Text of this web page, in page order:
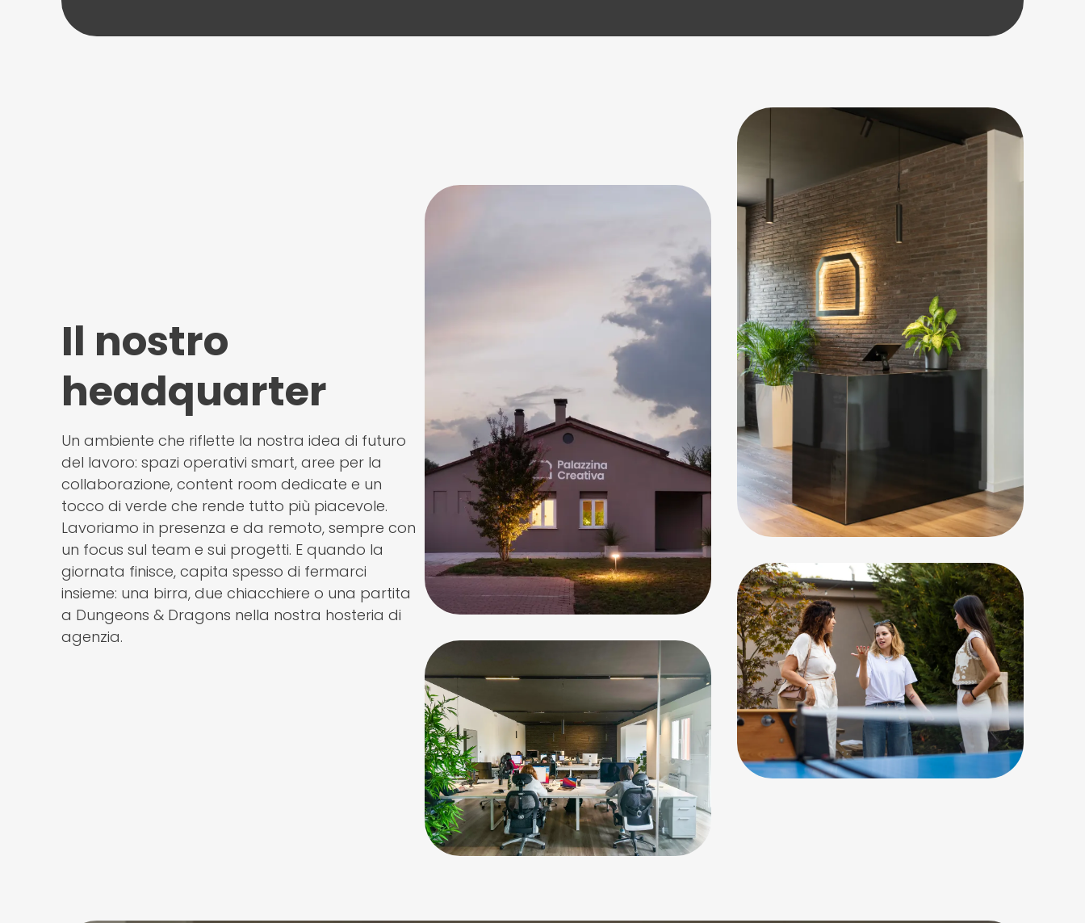
Il nostro
headquarter
Un ambiente che riflette la nostra idea di futuro
del lavoro: spazi operativi smart, aree per la
collaborazione, content room dedicate e un
tocco di verde che rende tutto più piacevole.
Lavoriamo in presenza e da remoto, sempre con
un focus sul team e sui progetti. E quando la
giornata finisce, capita spesso di fermarci
insieme: una birra, due chiacchiere o una partita
a Dungeons & Dragons nella nostra hosteria di
agenzia.